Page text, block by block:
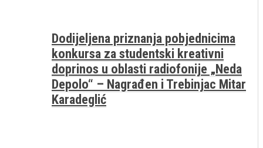
Dodijeljena priznanja pobjednicima
konkursa za studentski kreativni
doprinos u oblasti radiofonije „Neda
Depolo“ – Nagrađen i Trebinjac Mitar
Karadeglić